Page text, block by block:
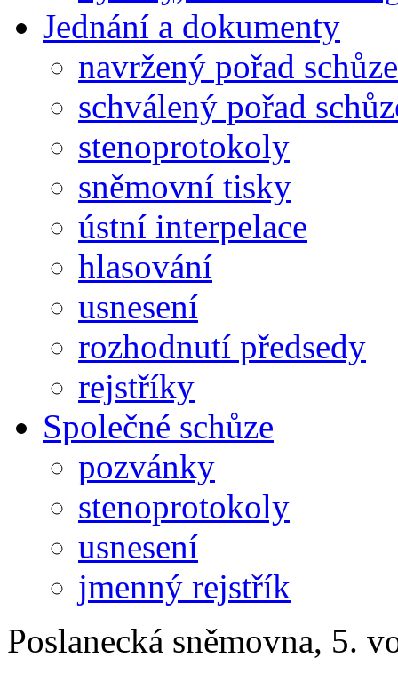
Jednání a dokumenty
navržený pořad schůze
schválený pořad
stenoprotokoly
sněmovní tisky
ústní interpelace
hlasování
usnesení
rozhodnutí předsedy
rejstříky
Společné schůze
pozvánky
stenoprotokoly
usnesení
jmenný rejstřík
Poslanecká sněmovna, 5.